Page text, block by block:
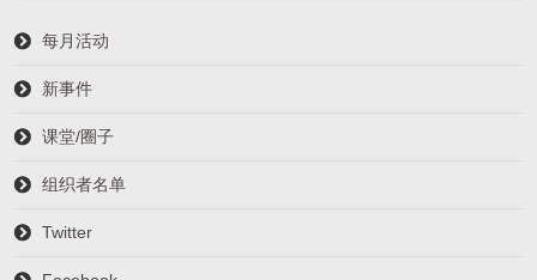
每月活动
新事件
课堂/圈子
组织者名单
Twitter